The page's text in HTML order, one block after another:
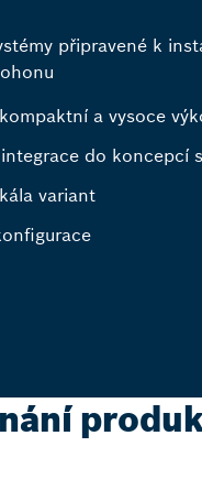
připravené k
a vysoce
do koncepcí
variant